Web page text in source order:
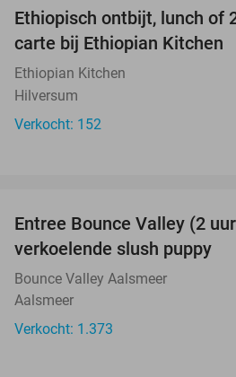
Ethiopisch ontbijt, lunch of
carte bij Ethiopian Kitchen
Ethiopian Kitchen
Hilversum
Verkocht: 152
Entree Bounce Valley (2
verkoelende slush puppy
Bounce Valley Aalsmeer
Aalsmeer
Verkocht: 1.373